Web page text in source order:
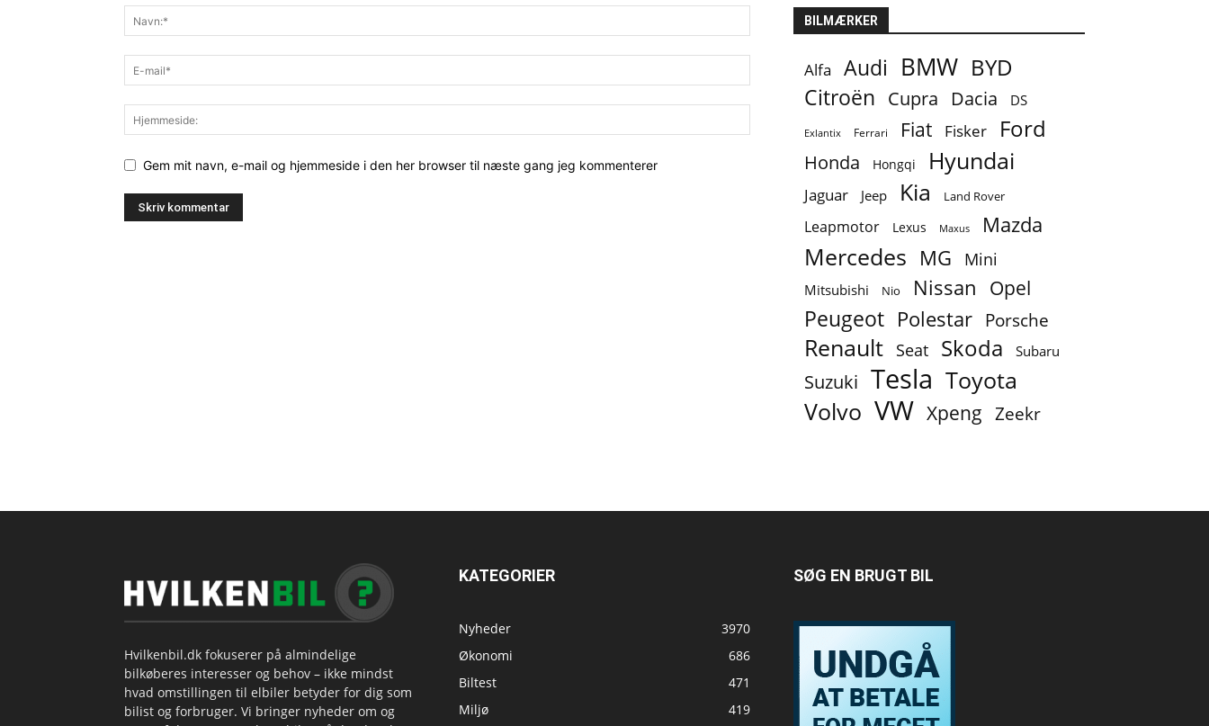
Gem mit navn, e-mail og hjemmeside i den her browser til næste gang jeg kommenterer
BILMÆRKER
Alfa Audi BMW BYD
Citroën Cupra Dacia DS
Exlantix Ferrari Fiat Fisker Ford
Honda Hongqi Hyundai
Jaguar Jeep Kia Land Rover
Leapmotor Lexus Maxus Mazda
Mercedes MG Mini
Mitsubishi Nio Nissan Opel
Peugeot Polestar Porsche
Renault Seat Skoda Subaru
Suzuki Tesla Toyota
Volvo VW Xpeng Zeekr
Hvilkenbil.dk fokuserer på almindelige
bilkøberes interesser og behov – ikke mindst
hvad omstillingen til elbiler betyder for dig som
bilist og forbruger. Vi bringer nyheder om og
KATEGORIER
Nyheder
3970
Økonomi
686
Biltest
471
Miljø
419
SØG EN BRUGT BIL